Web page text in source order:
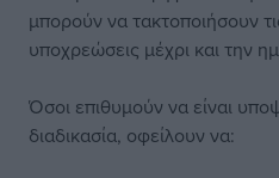
μπορούν να τακτοποιήσουν
υποχρεώσεις μέχρι και την
Όσοι επιθυμούν να είναι
διαδικασία, οφείλουν να: